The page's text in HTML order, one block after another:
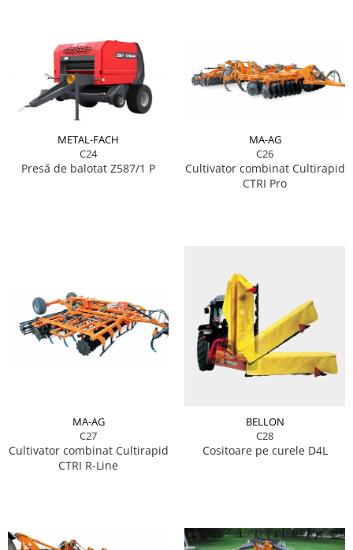
METAL-FACH
C24
Presă de balotat Z587/1 P
MA-AG
C26
Cultivator combinat Cultirapid
CTRI Pro
MA-AG
C27
Cultivator combinat Cultirapid
CTRI R-Line
BELLON
C28
Cositoare pe curele D4L